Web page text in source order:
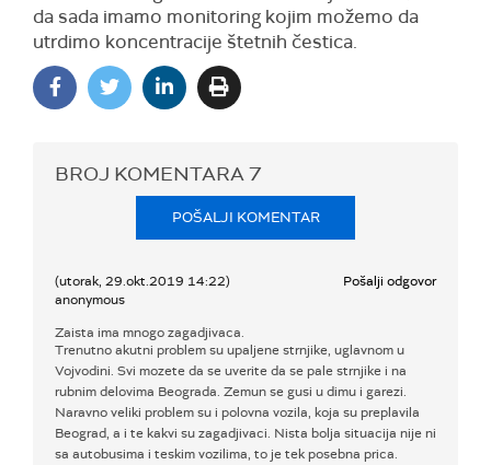
da sada imamo monitoring kojim možemo da
utrdimo koncentracije štetnih čestica.
BROJ KOMENTARA7
POŠALJI KOMENTAR
(utorak, 29.okt.2019 14:22)
anonymous
Pošalji odgovor
Zaista ima mnogo zagadjivaca.
Trenutno akutni problem su upaljene strnjike, uglavnom u
Vojvodini. Svi mozete da se uverite da se pale strnjike i na
rubnim delovima Beograda. Zemun se gusi u dimu i garezi.
Naravno veliki problem su i polovna vozila, koja su preplavila
Beograd, a i te kakvi su zagadjivaci. Nista bolja situacija nije ni
sa autobusima i teskim vozilima, to je tek posebna prica.